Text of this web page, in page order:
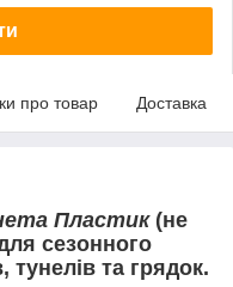
про товар Доставка
Пластик(не
сезонного
тунелів та грядок.